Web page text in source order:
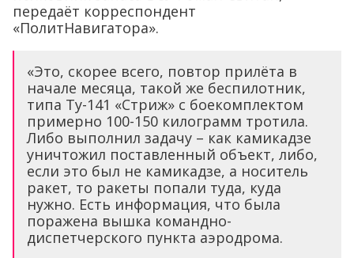
передаёт корреспондент
«ПолитНавигатора».
«Это, скорее всего, повтор прилёта в
начале месяца, такой же беспилотник,
типа Ту-141 «Стриж» с боекомплектом
примерно 100-150 килограмм тротила.
Либо выполнил задачу – как камикадзе
уничтожил поставленный объект, либо,
если это был не камикадзе, а носитель
ракет, то ракеты попали туда, куда
нужно. Есть информация, что была
поражена вышка командно-
диспетчерского пункта аэродрома.